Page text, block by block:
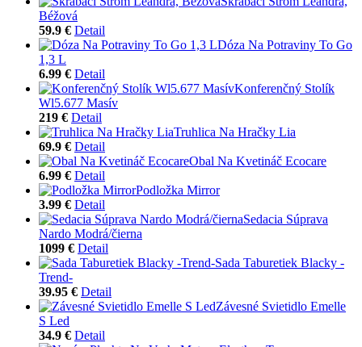
Béžová
59.9 € Detail
Dóza Na Potraviny To Go
1,3 L
6.99 € Detail
Konferenčný Stolík
Wl5.677 Masív
219 € Detail
Truhlica Na Hračky Lia
69.9 € Detail
Obal Na Kvetináč Ecocare
6.99 € Detail
Podložka Mirror
3.99 € Detail
Sedacia Súprava
Nardo Modrá/čierna
1099 € Detail
Sada Taburetiek Blacky -
Trend-
39.95 € Detail
Závesné Svietidlo Emelle
S Led
34.9 € Detail